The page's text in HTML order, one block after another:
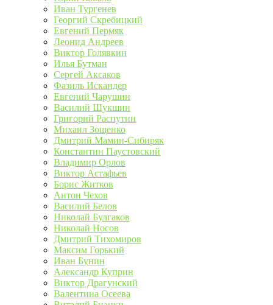
Иван Тургенев
Георгий Скребицкий
Евгений Пермяк
Леонид Андреев
Виктор Голявкин
Илья Бутман
Сергей Аксаков
Фазиль Искандер
Евгений Чарушин
Василий Шукшин
Григорий Распутин
Михаил Зощенко
Дмитрий Мамин-Сибиряк
Константин Паустовский
Владимир Орлов
Виктор Астафьев
Борис Житков
Антон Чехов
Василий Белов
Николай Булгаков
Николай Носов
Дмитрий Тихомиров
Максим Горький
Иван Бунин
Александр Куприн
Виктор Драгунский
Валентина Осеева